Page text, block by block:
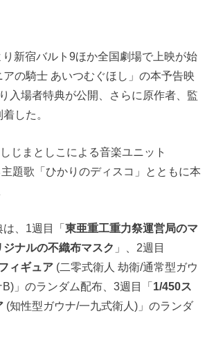
新宿バルト9ほか全国劇場で上映が始
アの騎士 あいつむぐほし」の本予告映
入場者特典が公開、さらに原作者、監
した。
じまとしこによる音楽ユニット
題歌「ひかりのディスコ」とともに本
は、1週目「東亜重工重力祭運営局のマ
ナルの不織布マスク 」、2週目
ィギュア (二零式衛人 劫衛/通常型ガウ
」のランダム配布、3週目「1/450ス
(知性型ガウナ/一九式衛人)」のランダ